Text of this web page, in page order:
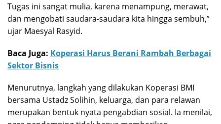
Tugas ini sangat mulia, karena menampung, merawat,
dan mengobati saudara-saudara kita hingga sembuh,”
ujar Maesyal Rasyid.
Baca Juga: Koperasi Harus Berani Rambah Berbagai
Sektor Bisnis
Menurutnya, langkah yang dilakukan Koperasi BMI
bersama Ustadz Solihin, keluarga, dan para relawan
merupakan bentuk nyata pengabdian sosial. Ia menilai,